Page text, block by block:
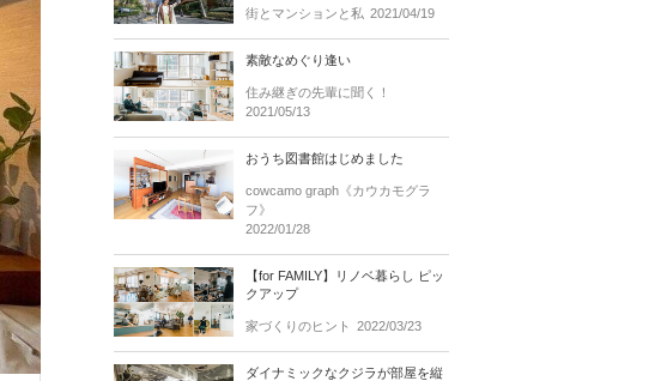
街とマンションと私 2021/04/19
素敵なめぐり逢い
住み継ぎの先輩に聞く！
2021/05/13
おうち図書館はじめました
cowcamo graph《カウカモグラ
フ》
2022/01/28
【for FAMILY】リノベ暮らし ピッ
クアップ
家づくりのヒント 2022/03/23
ダイナミックなクジラが部屋を縦